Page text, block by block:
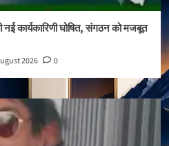
कार्यकारिणी घोषित, संगठन को मजबूत
2026 0